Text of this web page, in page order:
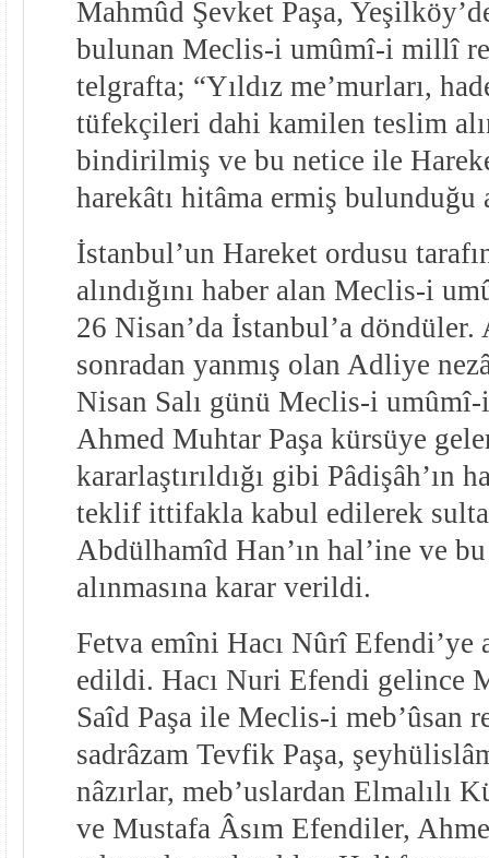
Mahmûd Şevket Paşa,
bulunan Meclis-i umûmî-i millî
telgrafta; “Yıldız me’murları,
tüfekçileri dahi kamilen teslim
bindirilmiş ve bu netice ile
harekâtı hitâma ermiş bulunduğu
İstanbul’un Hareket ordusu
alındığını haber alan Meclis-i
26 Nisan’da İstanbul’a döndüler.
sonradan yanmış olan Adliye
Nisan Salı günü Meclis-i
Ahmed Muhtar Paşa kürsüye
kararlaştırıldığı gibi Pâdişâh’ın
teklif ittifakla kabul edilerek
Abdülhamîd Han’ın hal’ine ve
alınmasına karar verildi.
Fetva emîni Hacı Nûrî Efendi’ye
edildi. Hacı Nuri Efendi gelince
Saîd Paşa ile Meclis-i meb’ûsan
sadrâzam Tevfik Paşa,
nâzırlar, meb’uslardan Elmalılı
ve Mustafa Âsım Efendiler,